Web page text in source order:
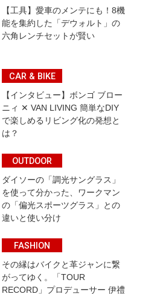
【工具】愛車のメンテにも！8機
能を集約した「デウォルト」の
六角レンチセットが賢い
CAR & BIKE
【インタビュー】ボンゴ ブロー
ニィ ✕ VAN LIVING 簡単なDIY
で楽しめるリビング化の発想と
は？
OUTDOOR
ダイソーの「調光サングラス」
を使って分かった、ワークマン
の「偏光スポーツグラス」との
違いと使い分け
FASHION
その縁はバイクと革ジャンに繋
がってゆく。「TOUR
RECORD」プロデューサー 伊禮